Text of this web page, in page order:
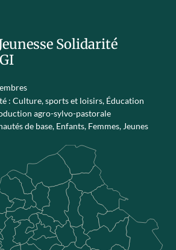
Solidarité
:Culture, sports et loisirs, Éducation
agro-sylvo-pastorale
de base, Enfants, Femmes, Jeunes